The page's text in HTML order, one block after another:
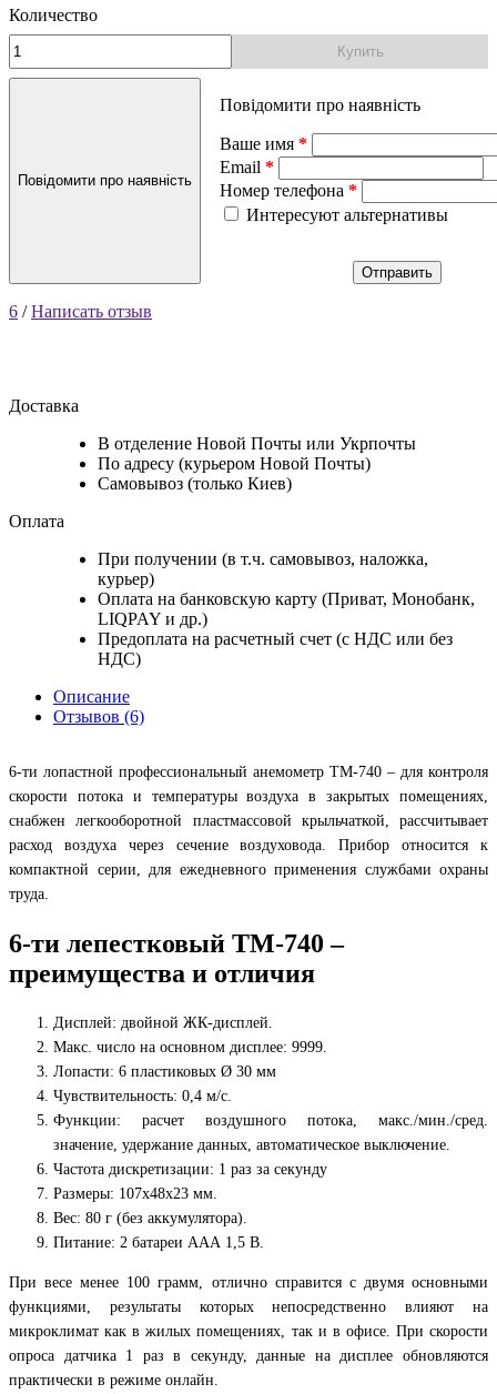
Количество
Купить
Повідомити про наявність
Повідомити про наявність
Ваше имя
Email
Номер телефона
Интересуют альтернативы
Отправить
6 /Написать отзыв
Доставка
В отделение Новой Почты или Укрпочты
По адресу (курьером Новой Почты)
Самовывоз (только Киев)
Оплата
При получении (в т.ч. самовывоз, наложка,
курьер)
Оплата на банковскую карту (Приват, Монобанк,
LIQPAY и др.)
Предоплата на расчетный счет (с НДС или без
НДС)
Описание
Отзывов (6)
6-ти лопастной профессиональный анемометр TM-740 – для контроля
скорости потока и температуры воздуха в закрытых помещениях,
снабжен легкооборотной пластмассовой крыльчаткой, рассчитывает
расход воздуха через сечение воздуховода. Прибор относится к
компактной серии, для ежедневного применения службами охраны
труда.
6-ти лепестковый TM-740 –
преимущества и отличия
Дисплей: двойной ЖК-дисплей.
Макс. число на основном дисплее: 9999.
Лопасти: 6 пластиковых Ø 30 мм
Чувствительность: 0,4 м/с.
Функции: расчет воздушного потока, макс./мин./сред.
значение, удержание данных, автоматическое выключение.
Частота дискретизации: 1 раз за секунду
Размеры: 107х48х23 мм.
Вес: 80 г (без аккумулятора).
Питание: 2 батареи ААА 1,5 В.
При весе менее 100 грамм, отлично справится с двумя основными
функциями, результаты которых непосредственно влияют на
микроклимат как в жилых помещениях, так и в офисе. При скорости
опроса датчика 1 раз в секунду, данные на дисплее обновляются
практически в режиме онлайн.